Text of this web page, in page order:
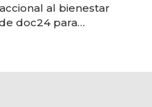
al bienestar
doc24 para